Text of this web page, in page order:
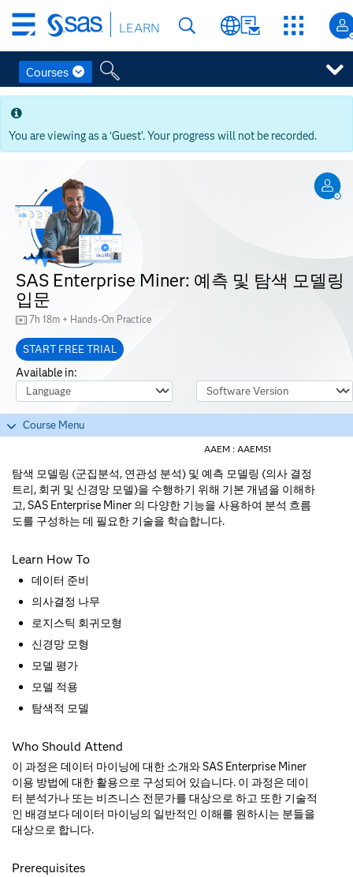
Skip
main
content
Skip
main
content
LEARN
Courses
You are viewing as a ‘Guest’. Your progress will not be recorded.
SAS Enterprise Miner: 예측 및 탐색 모델링
입문
7h 18m + Hands-On Practice
START FREE TRIAL
Available in:
Course Language
Software Version
Course Menu
AAEM : AAEM51
탐색 모델링 (군집분석, 연관성 분석) 및 예측 모델링 (의사 결정
트리, 회귀 및 신경망 모델)을 수행하기 위해 기본 개념을 이해하
고, SAS Enterprise Miner 의 다양한 기능을 사용하여 분석 흐름
도를 구성하는 데 필요한 기술을 학습합니다.
Learn How To
데이터 준비
의사결정 나무
로지스틱 회귀모형
신경망 모형
모델 평가
모델 적용
탐색적 모델
Who Should Attend
이 과정은 데이터 마이닝에 대한 소개와 SAS Enterprise Miner
이용 방법에 대한 활용으로 구성되어 있습니다. 이 과정은 데이
터 분석가나 또는 비즈니스 전문가를 대상으로 하고 또한 기술적
인 배경보다 데이터 마이닝의 일반적인 이해를 원하시는 분들을
대상으로 합니다.
Prerequisites